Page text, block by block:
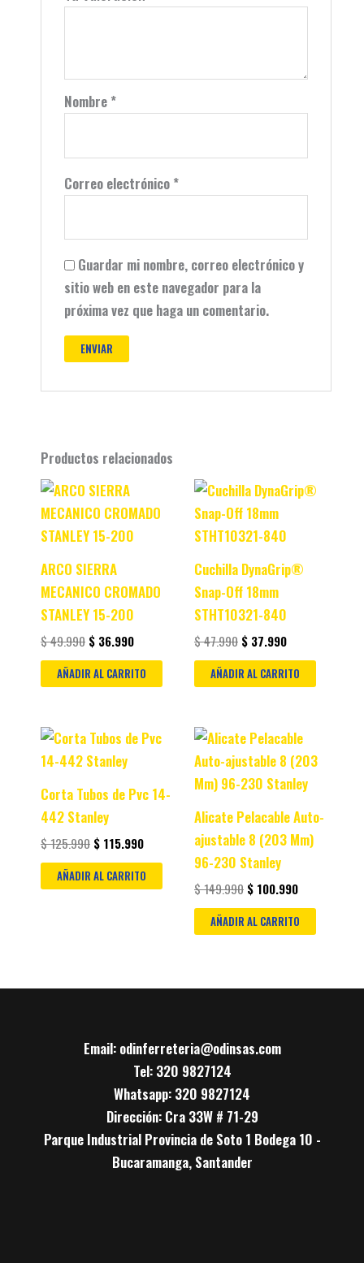
Nombre *
Correo electrónico *
Guardar mi nombre, correo electrónico y
sitio web en este navegador para la
próxima vez que haga un comentario.
Productos relacionados
ARCO SIERRA
MECANICO CROMADO
STANLEY 15-200
$49.990
Original
price
was:
$ 49.990.
$ 36.990
is:
AÑADIR AL CARRITO
Cuchilla DynaGrip®
Snap-Off 18mm
STHT10321-840
$47.990
Original
price
was:
$ 47.990.
$ 37.990
Current
price
AÑADIR AL CARRITO
Corta Tubos de Pvc 14-
442 Stanley
$125.990
Original
price
was:
$ 115.990
Current
price
$ 115.990.
AÑADIR AL CARRITO
Alicate Pelacable Auto-
ajustable 8 (203 Mm)
96-230 Stanley
$149.990
Original
price
was:
$ 149.990.
$ 100.990
Current
price
is:
$ 100.990.
AÑADIR AL CARRITO
Email: odinferreteria@odinsas.com
Tel: 320 9827124
Whatsapp: 320 9827124
Dirección: Cra 33W # 71-29
Parque Industrial Provincia de Soto 1 Bodega 10 -
Bucaramanga, Santander